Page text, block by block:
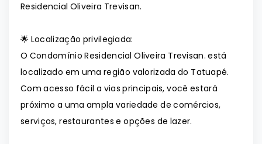
Residencial Oliveira Trevisan.
🌟 Localização privilegiada:
O Condomínio Residencial Oliveira Trevisan. está
localizado em uma região valorizada do Tatuapé.
Com acesso fácil a vias principais, você estará
próximo a uma ampla variedade de comércios,
serviços, restaurantes e opções de lazer.